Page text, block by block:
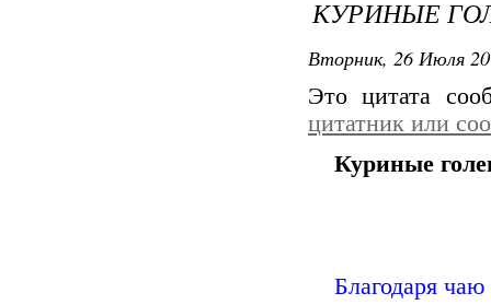
КУРИНЫЕ
Вторник, 26 Июля
Это цитата
цитатник или
Куриные
Благодаря